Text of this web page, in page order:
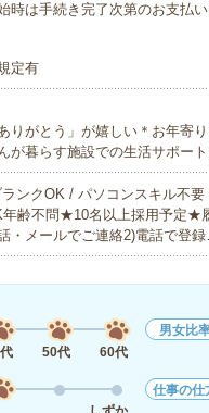
は手続き完了次第のお支払い
定有
りがとう」が嬉しい＊お年寄
が暮らす施設での生活サポー
ンクOK / パソコンスキル不要
年齢不問★10名以上採用予定★
・メールでご連絡2)電話で登
50代 60代
男女比
仕事の仕